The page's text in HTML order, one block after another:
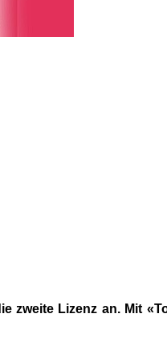
zweite Lizenz an. Mit